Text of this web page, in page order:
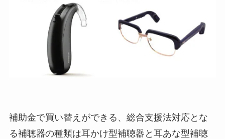
補助金で買い替えができる、総合支援法対応とな
る補聴器の種類は耳かけ型補聴器と耳あな型補聴